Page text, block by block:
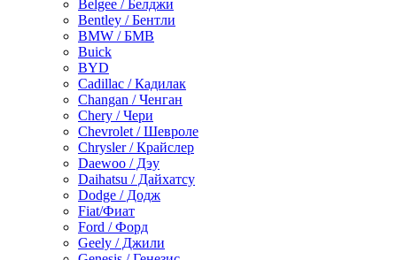
Belgee / Белджи
Bentley / Бентли
BMW / БМВ
Buick
BYD
Cadillac / Кадилак
Changan / Ченган
Chery / Чери
Chevrolet / Шевроле
Chrysler / Крайслер
Daewoo / Дэу
Daihatsu / Дайхатсу
Dodge / Додж
Fiat/Фиат
Ford / Форд
Geely / Джили